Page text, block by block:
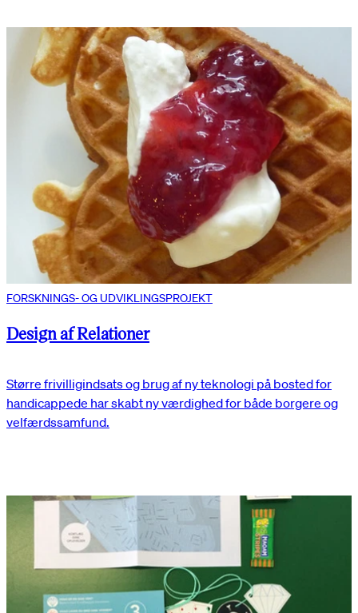
FORSKNINGS- OG UDVIKLINGSPROJEKT
Design af Relationer
Større frivilligindsats og brug af ny teknologi på bosted for
handicappede har skabt ny værdighed for både borgere og
velfærdssamfund.